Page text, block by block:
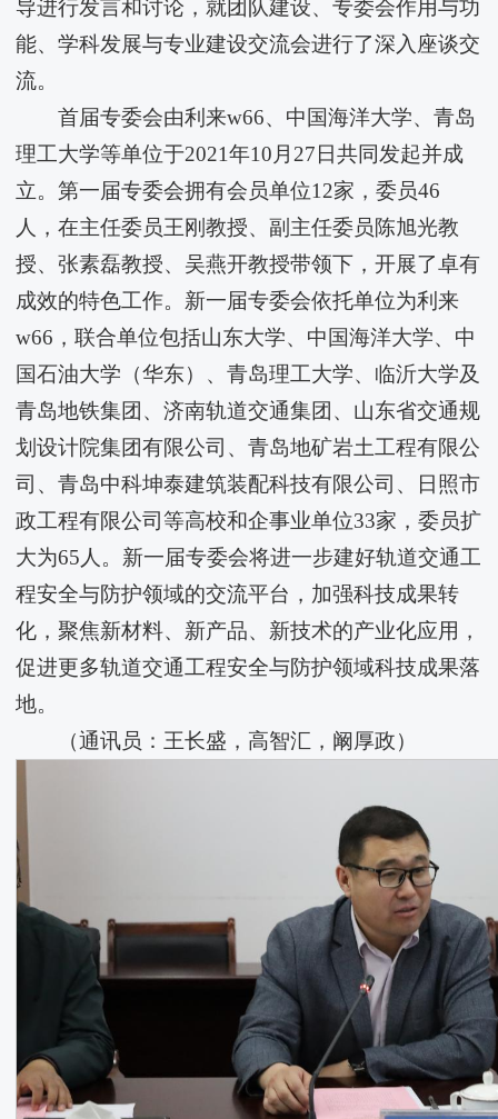
导进行发言和讨论，就团队建设、专委会作用与功
能、学科发展与专业建设交流会进行了深入座谈交
流。
首届专委会由利来w66、中国海洋大学、青岛
理工大学等单位于2021年10月27日共同发起并成
立。第一届专委会拥有会员单位12家，委员46
人，在主任委员王刚教授、副主任委员陈旭光教
授、张素磊教授、吴燕开教授带领下，开展了卓有
成效的特色工作。新一届专委会依托单位为利来
w66，联合单位包括山东大学、中国海洋大学、中
国石油大学（华东）、青岛理工大学、临沂大学及
青岛地铁集团、济南轨道交通集团、山东省交通规
划设计院集团有限公司、青岛地矿岩土工程有限公
司、青岛中科坤泰建筑装配科技有限公司、日照市
政工程有限公司等高校和企事业单位33家，委员扩
大为65人。新一届专委会将进一步建好轨道交通工
程安全与防护领域的交流平台，加强科技成果转
化，聚焦新材料、新产品、新技术的产业化应用，
促进更多轨道交通工程安全与防护领域科技成果落
地。
（通讯员：王长盛，高智汇，阚厚政）